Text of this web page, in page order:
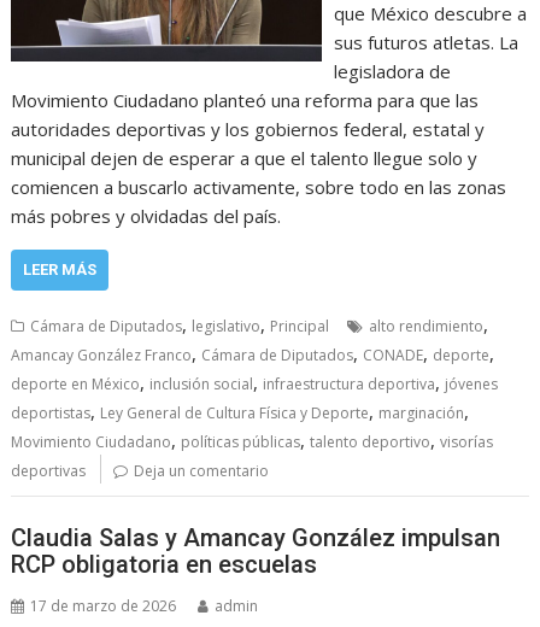
que México descubre a
sus futuros atletas. La
legisladora de
Movimiento Ciudadano planteó una reforma para que las
autoridades deportivas y los gobiernos federal, estatal y
municipal dejen de esperar a que el talento llegue solo y
comiencen a buscarlo activamente, sobre todo en las zonas
más pobres y olvidadas del país.
LEER MÁS
Cámara de Diputados, legislativo, Principal alto rendimiento,
Amancay González Franco, Cámara de Diputados, CONADE, deporte,
deporte en México, inclusión social, infraestructura deportiva, jóvenes
deportistas, Ley General de Cultura Física y Deporte, marginación,
Movimiento Ciudadano, políticas públicas,talento deportivo,visorías
deportivas
Deja un comentario
Claudia Salas y Amancay González impulsan
RCP obligatoria en escuelas
17 de marzo de 2026 admin